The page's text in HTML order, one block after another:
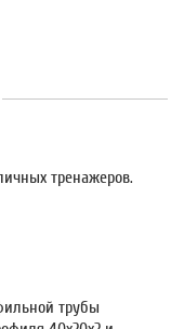
тренажеров.
трубы